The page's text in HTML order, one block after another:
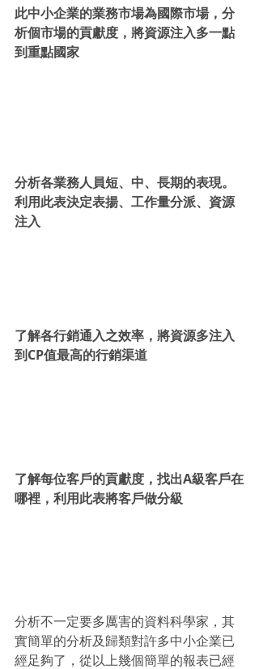
此中小企業的業務市場為國際市場，分
析個市場的貢獻度，將資源注入多一點
到重點國家
分析各業務人員短、中、長期的表現。
利用此表決定表揚、工作量分派、資源
注入
了解各行銷通入之效率，將資源多注入
到CP值最高的行銷渠道
了解每位客戶的貢獻度，找出A級客戶在
哪裡，利用此表將客戶做分級
分析不一定要多厲害的資料科學家，其
實簡單的分析及歸類對許多中小企業已
經足夠了，從以上幾個簡單的報表已經